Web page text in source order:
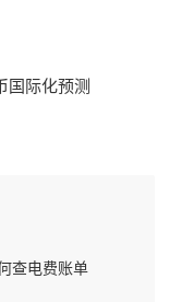
国际化预测
查电费账单